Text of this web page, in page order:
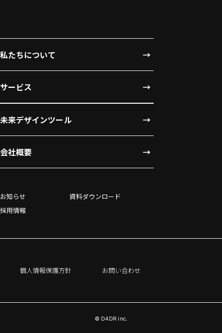
私たちについて
サービス
未来デザインツール
会社概要
お知らせ
資料ダウンロード
採用情報
© D4DR inc.
個人情報保護方針 お問い合わせ